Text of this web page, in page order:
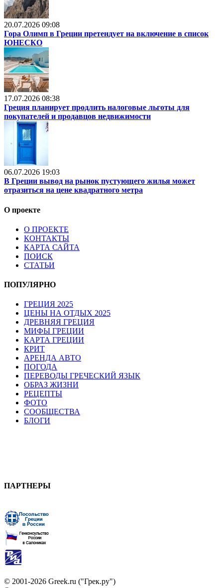
20.07.2026 09:08
Гора Олимп в Греции претендует на включение в список
ЮНЕСКО
17.07.2026 08:38
Греция планирует продлить налоговые льготы для
покупателей и продавцов недвижимости
06.07.2026 19:03
В Греции вывод на рынок пустующего жилья может
отразиться на цене квадратного метра
О проекте
О ПРОЕКТЕ
КОНТАКТЫ
КАРТА САЙТА
ПОИСК
СТАТЬИ
ПОПУЛЯРНО
ГРЕЦИЯ 2025
ЦЕНЫ НА ОТДЫХ 2025
ДРЕВНЯЯ ГРЕЦИЯ
МИФЫ ГРЕЦИИ
КАРТА ГРЕЦИИ
КРИТ
АРЕНДА АВТО
ПОГОДА
ПЕРЕВОДЫ ГРЕЧЕСКИЙ ЯЗЫК
ОБРАЗ ЖИЗНИ
РЕЦЕПТЫ
ФОТО
СООБЩЕСТВА
БЛОГИ
ПАРТНЕРЫ
© 2001-2026 Greek.ru ("Грек.ру")